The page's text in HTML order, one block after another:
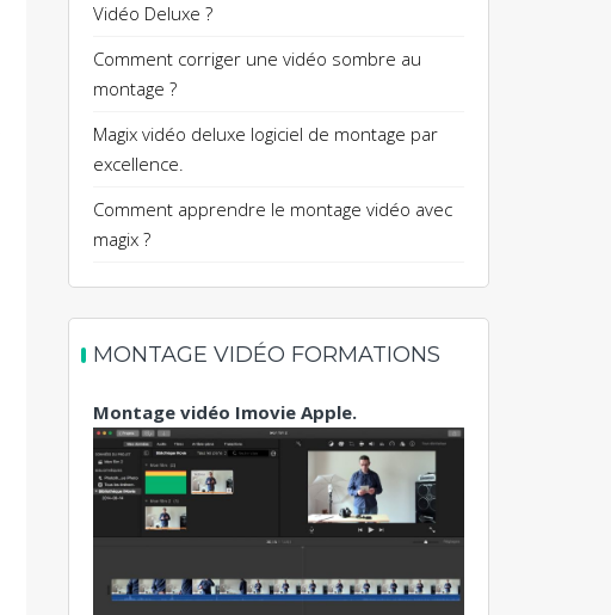
Vidéo Deluxe ?
Comment corriger une vidéo sombre au
montage ?
Magix vidéo deluxe logiciel de montage par
excellence.
Comment apprendre le montage vidéo avec
magix ?
MONTAGE VIDÉO FORMATIONS
Montage vidéo Imovie Apple.